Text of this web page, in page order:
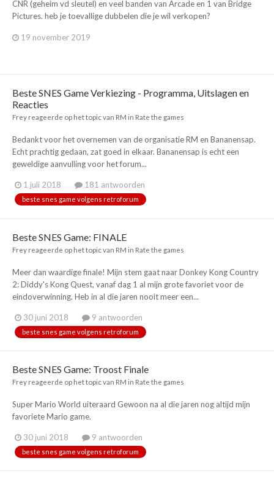
CNR (geheim vd sleutel) en veel banden van Arcade en 1 van Bridge
Pictures. heb je toevallige dubbelen die je wil verkopen?
19 november 2019
Beste SNES Game Verkiezing - Programma, Uitslagen en
Reacties
Frey reageerde op het topic van RM in Rate the games
Bedankt voor het overnemen van de organisatie RM en Bananensap.
Echt prachtig gedaan, zat goed in elkaar. Bananensap is echt een
geweldige aanvulling voor het forum...
1 juli 2018 181 antwoorden
beste snes game volgens retroforum
Beste SNES Game: FINALE
Frey reageerde op het topic van RM in Rate the games
Meer dan waardige finale! Mijn stem gaat naar Donkey Kong Country
2: Diddy's Kong Quest, vanaf dag 1 al mijn grote favoriet voor de
eindoverwinning. Heb in al die jaren nooit meer een...
30 juni 2018 9 antwoorden
beste snes game volgens retroforum
Beste SNES Game: Troost Finale
Frey reageerde op het topic van RM in Rate the games
Super Mario World uiteraard Gewoon na al die jaren nog altijd mijn
favoriete Mario game.
30 juni 2018 9 antwoorden
beste snes game volgens retroforum